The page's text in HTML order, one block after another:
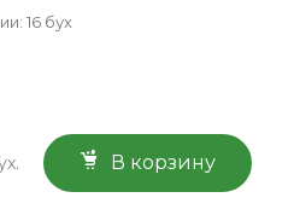
16 бух
В корзину